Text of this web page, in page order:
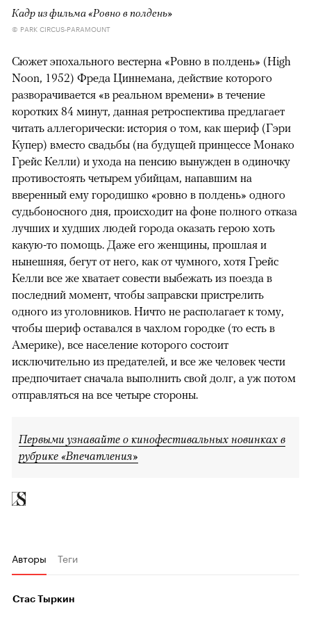
Кадр из фильма «Ровно в полдень»
© PARK CIRCUS-PARAMOUNT
Сюжет эпохального вестерна «Ровно в полдень» (High
Noon, 1952) Фреда Циннемана, действие которого
разворачивается «в реальном времени» в течение
коротких 84 минут, данная ретроспектива предлагает
читать аллегорически: история о том, как шериф (Гэри
Купер) вместо свадьбы (на будущей принцессе Монако
Грейс Келли) и ухода на пенсию вынужден в одиночку
противостоять четырем убийцам, напавшим на
вверенный ему городишко «ровно в полдень» одного
судьбоносного дня, происходит на фоне полного отказа
лучших и худших людей города оказать герою хоть
какую-то помощь. Даже его женщины, прошлая и
нынешняя, бегут от него, как от чумного, хотя Грейс
Келли все же хватает совести выбежать из поезда в
последний момент, чтобы заправски пристрелить
одного из уголовников. Ничто не располагает к тому,
чтобы шериф оставался в чахлом городке (то есть в
Америке), все население которого состоит
исключительно из предателей, и все же человек чести
предпочитает сначала выполнить свой долг, а уж потом
отправляться на все четыре стороны.
Первыми узнавайте о кинофестивальных новинках в
рубрике «Впечатления»
Авторы Теги
Стас Тыркин